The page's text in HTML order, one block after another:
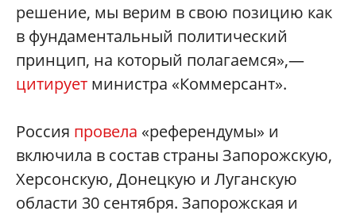
решение, мы верим в свою позицию как
в фундаментальный политический
принцип, на который полагаемся»,—
цитирует министра «Коммерсант»‎.
Россия провела «референдумы»‎ и
включила в состав страны Запорожскую,
Херсонскую, Донецкую и Луганскую
области 30 сентября. Запорожская и